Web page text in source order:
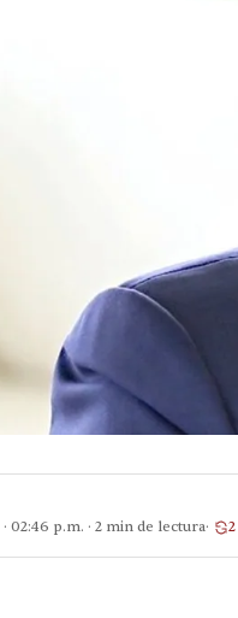
· 02:46 p.m. · 2 min de lectura